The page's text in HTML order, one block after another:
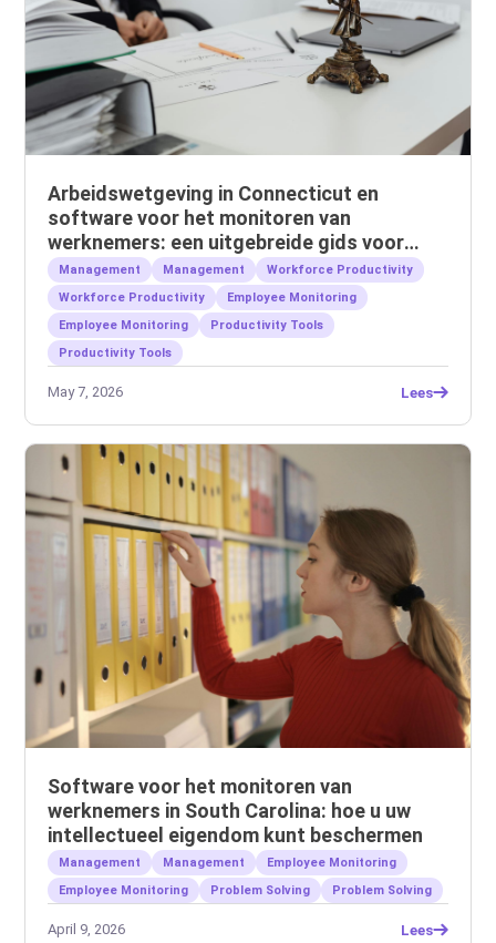
Arbeidswetgeving in Connecticut en
software voor het monitoren van
werknemers: een uitgebreide gids voor
werkgevers
Management Management
Workforce Productivity
Workforce Productivity
Employee Monitoring
Employee Monitoring
Productivity Tools
Productivity Tools
May 7, 2026 Lees
Software voor het monitoren van
werknemers in South Carolina: hoe u uw
intellectueel eigendom kunt beschermen
Management Management
Employee Monitoring
Employee Monitoring
Problem Solving Problem Solving
April 9, 2026 Lees